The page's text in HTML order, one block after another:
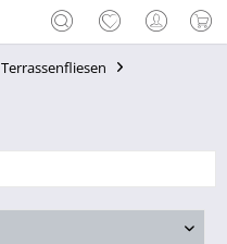
Terrassenfliesen